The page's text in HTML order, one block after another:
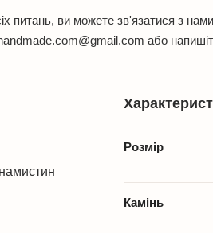
питань, ви можете зв'язатися з
або
Розмір
Камінь